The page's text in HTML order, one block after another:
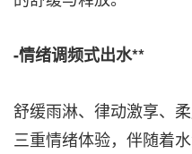
-情绪调频式出水**
舒缓雨淋、律动激享、
三重情绪体验，伴随着